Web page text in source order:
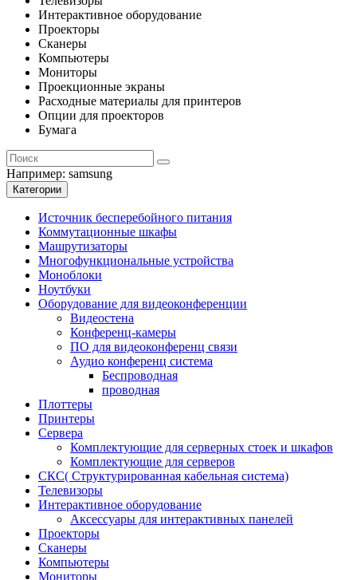
Интерактивное оборудование
Проекторы
Сканеры
Компьютеры
Мониторы
Проекционные экраны
Расходные материалы для принтеров
Опции для проекторов
Бумага
Например: samsung
Категории
Источник бесперебойного питания
Коммутационные шкафы
Машрутизаторы
Многофункциональные устройства
Моноблоки
Ноутбуки
Оборудование для видеоконференции
Видеостена
Конференц-камеры
ПО для видеоконференц связи
Аудио конференц система
Беспроводная
проводная
Плоттеры
Принтеры
Сервера
Комплектующие для серверных стоек и шкафов
Комплектующие для серверов
СКС( Структурированная кабельная система)
Телевизоры
Интерактивное оборудование
Аксессуары для интерактивных панелей
Проекторы
Сканеры
Компьютеры
Мониторы